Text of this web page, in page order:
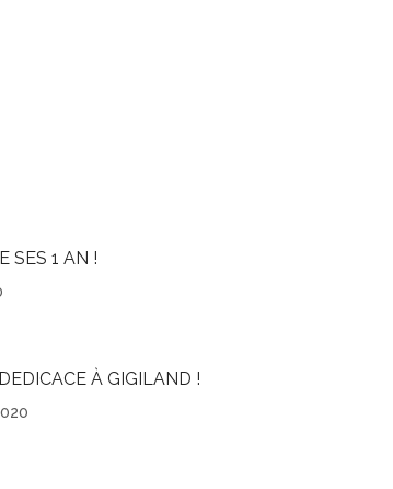
SES 1 AN !
À GIGILAND !